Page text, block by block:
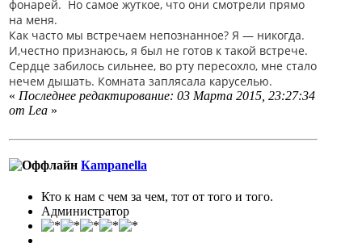
фонарей. Но самое жуткое, что они смотрели прямо
на меня.
Как часто мы встречаем непознанное? Я — никогда.
И,честно признаюсь, я был не готов к такой встрече.
Сердце забилось сильнее, во рту пересохло, мне стало
нечем дышать. Комната заплясала каруселью.
« Последнее редактирование: 03 Марта 2015, 23:27:34
от Lea »
Кampanella
Кто к нам с чем за чем, тот от того и того.
Администратор